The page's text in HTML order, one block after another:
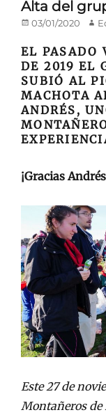
Alta del
Publicado
03/01/2020
EL PASADO
DE 2019 EL
SUBIÓ AL
MACHOTA
ANDRÉS,
¡Gracias
Este 27 de
Montañeros de